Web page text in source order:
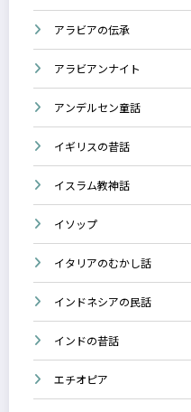
アラビアの伝承
アラビアンナイト
アンデルセン童話
イギリスの昔話
イスラム教神話
イソップ
イタリアのむかし話
インドネシアの民話
インドの昔話
エチオピア